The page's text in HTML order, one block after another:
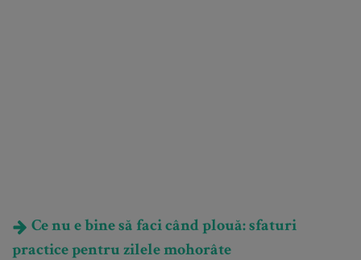
Ce nu e bine să faci când plouă: sfaturi
practice pentru zilele mohorâte